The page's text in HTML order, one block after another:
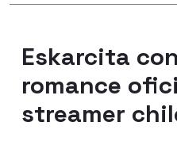
Eskarcita
romance
streamer